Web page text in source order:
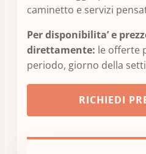
caminetto e servizi
Per disponibilita’ e
direttamente: le offerte
periodo, giorno della
RICHIEDI